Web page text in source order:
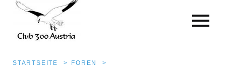
Pfadnavigation
STARTSEITE
FOREN